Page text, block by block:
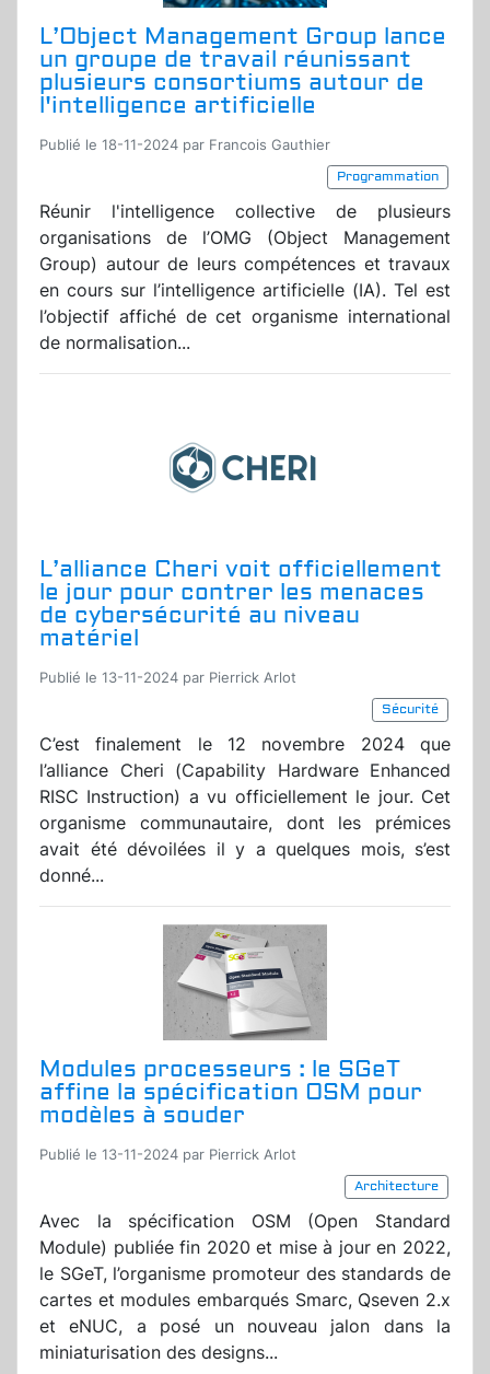
L’Object Management Group lance
un groupe de travail réunissant
plusieurs consortiums autour de
l'intelligence artificielle
Publié le 18-11-2024 par Francois Gauthier
Programmation
Réunir l'intelligence collective de plusieurs
organisations de l’OMG (Object Management
Group) autour de leurs compétences et travaux
en cours sur l’intelligence artificielle (IA). Tel est
l’objectif affiché de cet organisme international
de normalisation...
L’alliance Cheri voit officiellement
le jour pour contrer les menaces
de cybersécurité au niveau
matériel
Publié le 13-11-2024 par Pierrick Arlot
Sécurité
C’est finalement le 12 novembre 2024 que
l’alliance Cheri (Capability Hardware Enhanced
RISC Instruction) a vu officiellement le jour. Cet
organisme communautaire, dont les prémices
avait été dévoilées il y a quelques mois, s’est
donné...
Modules processeurs : le SGeT
affine la spécification OSM pour
modèles à souder
Publié le 13-11-2024 par Pierrick Arlot
Architecture
Avec la spécification OSM (Open Standard
Module) publiée fin 2020 et mise à jour en 2022,
le SGeT, l’organisme promoteur des standards de
cartes et modules embarqués Smarc, Qseven 2.x
et eNUC, a posé un nouveau jalon dans la
miniaturisation des designs...